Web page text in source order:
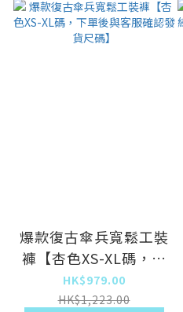
爆款復古傘兵寬鬆工裝
褲【杏色XS-XL碼，下
單後與客服確認發貨尺
碼】
HK$979.00
HK$1,223.00